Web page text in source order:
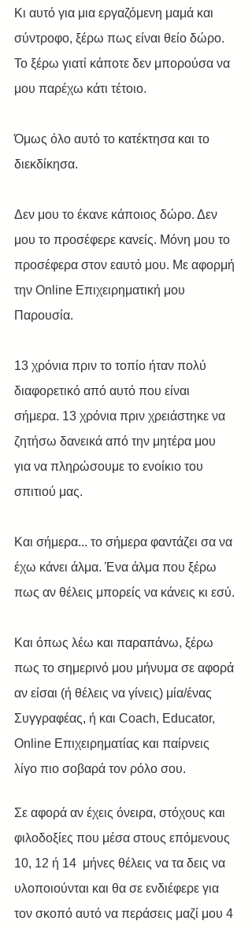
Κι αυτό για μια εργαζόμενη μαμά και
σύντροφο, ξέρω πως είναι θείο δώρο.
Το ξέρω γιατί κάποτε δεν μπορούσα να
μου παρέχω κάτι τέτοιο.
Όμως όλο αυτό το κατέκτησα και το
διεκδίκησα.
Δεν μου το έκανε κάποιος δώρο. Δεν
μου το προσέφερε κανείς. Μόνη μου το
προσέφερα στον εαυτό μου. Με αφορμή
την Online Επιχειρηματική μου
Παρουσία.
13 χρόνια πριν το τοπίο ήταν πολύ
διαφορετικό από αυτό που είναι
σήμερα. 13 χρόνια πριν χρειάστηκε να
ζητήσω δανεικά από την μητέρα μου
για να πληρώσουμε το ενοίκιο του
σπιτιού μας.
Και σήμερα... το σήμερα φαντάζει σα να
έχω κάνει άλμα. Ένα άλμα που ξέρω
πως αν θέλεις μπορείς να κάνεις κι εσύ.
Και όπως λέω και παραπάνω, ξέρω
πως το σημερινό μου μήνυμα σε αφορά
αν είσαι (ή θέλεις να γίνεις) μία/ένας
Συγγραφέας, ή και Coach, Educator,
Online Επιχειρηματίας και παίρνεις
λίγο πιο σοβαρά τον ρόλο σου.
Σε αφορά αν έχεις όνειρα, στόχους και
φιλοδοξίες που μέσα στους επόμενους
10, 12 ή 14  μήνες θέλεις να τα δεις να
υλοποιούνται και θα σε ενδιέφερε για
τον σκοπό αυτό να περάσεις μαζί μου 4